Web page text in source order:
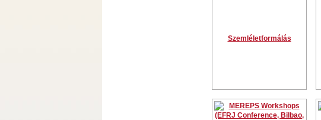
Szemléletformálás